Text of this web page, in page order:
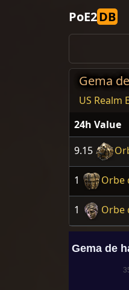
PoE2DB
Gema
US Realm
24h Value
9.15
1 Orbe
1 Orbe